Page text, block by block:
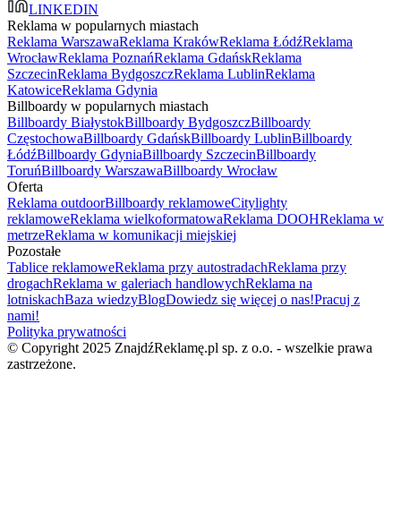
LINKEDIN
Reklama w popularnych miastach
Reklama WarszawaReklama KrakówReklama ŁódźReklama
WrocławReklama PoznańReklama GdańskReklama
SzczecinReklama BydgoszczReklama LublinReklama
KatowiceReklama Gdynia
Billboardy w popularnych miastach
Billboardy BiałystokBillboardy BydgoszczBillboardy
CzęstochowaBillboardy GdańskBillboardy LublinBillboardy
ŁódźBillboardy GdyniaBillboardy SzczecinBillboardy
ToruńBillboardy WarszawaBillboardy Wrocław
Oferta
Reklama outdoorBillboardy reklamoweCitylighty
reklamoweReklama wielkoformatowaReklama DOOHReklama w
metrzeReklama w komunikacji miejskiej
Pozostałe
Tablice reklamoweReklama przy autostradachReklama przy
drogachReklama w galeriach handlowychReklama na
lotniskachBaza wiedzyBlogDowiedz się więcej o nas!Pracuj z
nami!
Polityka prywatności
© Copyright 2025 ZnajdźReklamę.pl sp. z o.o. - wszelkie prawa
zastrzeżone.